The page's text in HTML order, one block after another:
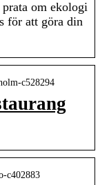
om ekologi
för att göra din
c528294
c402883